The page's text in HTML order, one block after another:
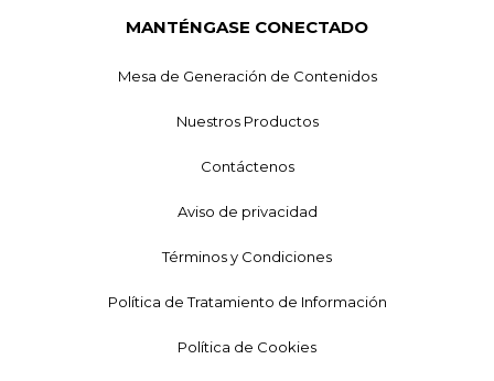
MANTÉNGASE CONECTADO
Mesa de Generación de Contenidos
Nuestros Productos
Contáctenos
Aviso de privacidad
Términos y Condiciones
Política de Tratamiento de Información
Política de Cookies